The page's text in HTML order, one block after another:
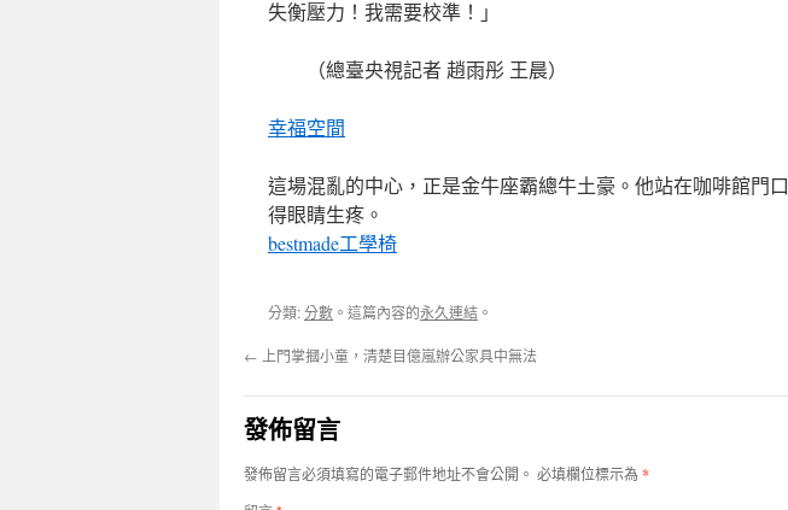
失衡壓力！我需要校準！」
（總臺央視記者 趙雨彤 王晨）
幸福空間
這場混亂的中心，正是金牛座霸總牛土豪。他站在咖啡館門口
得眼睛生疼。
bestmade工學椅
分類:分數 。這篇內容的永久連結 。
← 上門掌摑小童，清楚目億嵐辦公家具中無法
發佈留言
發佈留言必須填寫的電子郵件地址不會公開。 必填欄位標示為*